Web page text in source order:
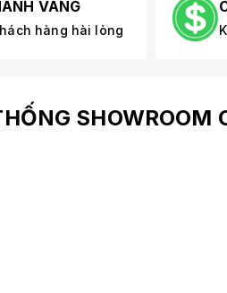
VÀNG
hàng hài lòng
SHOWROOM